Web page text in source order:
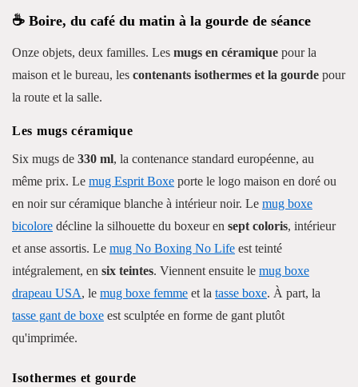
☕ Boire, du café du matin à la gourde de séance
Onze objets, deux familles. Les mugs en céramique pour la
maison et le bureau, les contenants isothermes et la gourde pour
la route et la salle.
Les mugs céramique
Six mugs de 330 ml, la contenance standard européenne, au
même prix. Le mug Esprit Boxe porte le logo maison en doré ou
en noir sur céramique blanche à intérieur noir. Le mug boxe
bicolore décline la silhouette du boxeur en sept coloris, intérieur
et anse assortis. Le mug No Boxing No Life est teinté
intégralement, en six teintes. Viennent ensuite le mug boxe
drapeau USA, le mug boxe femme et la tasse boxe. À part, la
tasse gant de boxe est sculptée en forme de gant plutôt
qu'imprimée.
Isothermes et gourde